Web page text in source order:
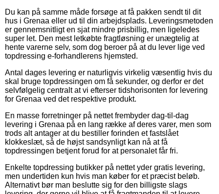
Du kan på samme måde forsøge at få pakken sendt til dit
hus i Grenaa eller ud til din arbejdsplads. Leveringsmetoden
er gennemsnitligt en sjat mindre prisbillig, men ligeledes
super let. Den mest letkøbte fragtløsning er unægtelig at
hente varerne selv, som dog beroer på at du lever lige ved
topdressing e-forhandlerens hjemsted.
Antal dages levering er naturligvis virkelig væsentlig hvis du
skal bruge topdressingen om få sekunder, og derfor er det
selvfølgelig centralt at vi efterser tidshorisonten for levering
for Grenaa ved det respektive produkt.
En masse forretninger på nettet frembyder dag-til-dag
levering i Grenaa på en lang række af deres varer, men som
trods alt antager at du bestiller forinden et fastslået
klokkeslæt, så de højst sandsynligt kan nå at få
topdressingen betjent forud for at personalet får fri.
Enkelte topdressing butikker på nettet yder gratis levering,
men undertiden kun hvis man køber for et præcist beløb.
Alternativt bør man beslutte sig for den billigste slags